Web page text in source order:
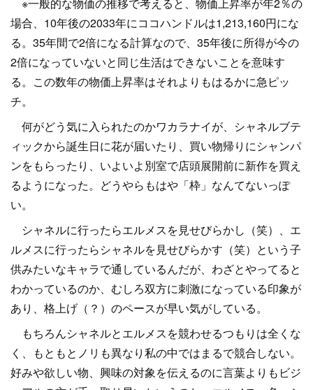
場合、10年後の2033年にココハンドルは1,213,160円にな
る。35年間で2倍になる計算なので、35年後に所得が今の
2倍になっていないと同じ生活はできないことを意味す
る。この数年の物価上昇率はそれよりもはるかに急ピッ
チ。
何がどう気に入られたのかワカラナイが、シャネルブテ
ィックから誕生日に花が届いたり、買い物帰りにシャンパ
ンをもらったり、いよいよ別室で店頭展開前に新作を買え
るようになった。どうやらもはや「枠」なんてないっぽ
い。
シャネルに行ったらエルメスを見せびらかし（笑）、エ
ルメスに行ったらシャネルを見せびらかす（笑）という子
供みたいなキャラで通しているんだが、わざとやってると
わかっているのか、むしろ双方に刺激になっている印象が
あり、格上げ（？）のペースが早い気がしている。
もちろんシャネルとエルメスを競わせるつもりは全くな
く、もともとノリも異なり私の中ではまるで競合しない。
好みや欲しい物、興味の対象を伝えるのに言葉よりもビジ